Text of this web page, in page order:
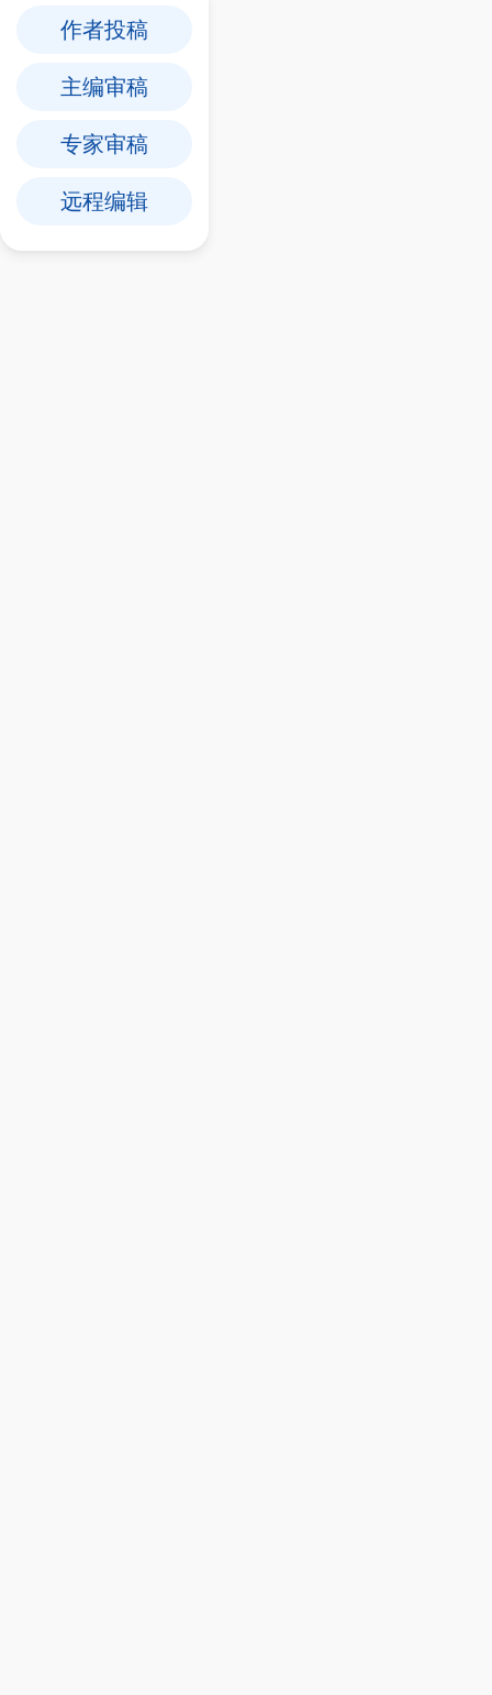
作者投稿
主编审稿
专家审稿
远程编辑